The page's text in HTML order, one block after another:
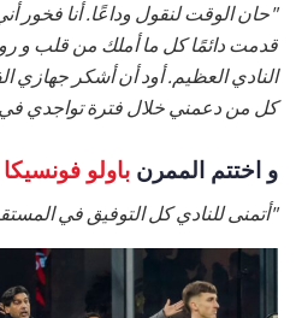
"حان الوقت لنقول وداعًا. أنا فخور
قدمت دائمًا كل ما أملك من قلب و روح
النادي العظيم. أود أن أشكر جهازي
كل من دعمني خلال فترة تواجدي في
و اختتم الممرن باولو فونسيكا
"أتمنى للنادي كل التوفيق في